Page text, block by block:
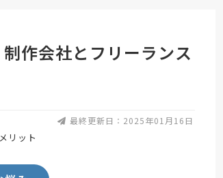
作会社とフリーランス
最終更新日：2025年01月16日